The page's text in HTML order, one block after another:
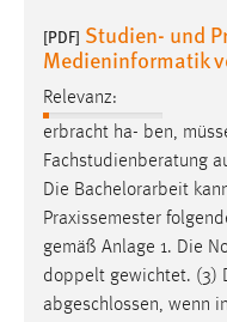
[PDF] Studien- und
Medieninformatik
Relevanz:
erbracht ha- ben,
Fachstudienberatung
Die Bachelorarbeit
Praxissemester
gemäß Anlage 1. Die
doppelt gewichtet. (3)
abgeschlossen, wenn